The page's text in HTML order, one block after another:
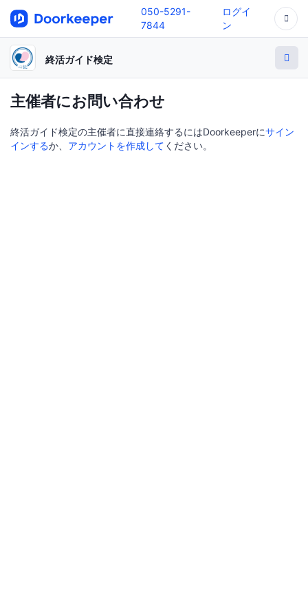
050-5291-
7844
ログイ
ン
終活ガイド検定
主催者にお問い合わせ
終活ガイド検定の主催者に直接連絡するにはDoorkeeperにサイン
インするか、 アカウントを作成して ください。